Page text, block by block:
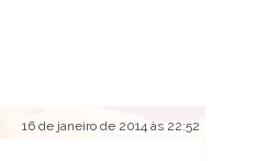
16 de janeiro de 2014 às 22:52